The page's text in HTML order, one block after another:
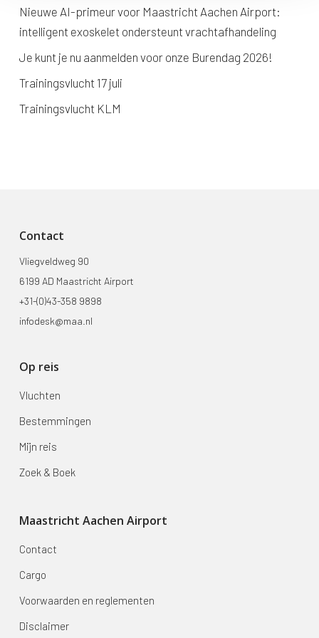
Nieuwe AI-primeur voor Maastricht Aachen Airport:
intelligent exoskelet ondersteunt vrachtafhandeling
Je kunt je nu aanmelden voor onze Burendag 2026!
Trainingsvlucht 17 juli
Trainingsvlucht KLM
Contact
Vliegveldweg 90
6199 AD Maastricht Airport
+31-(0)43-358 9898
infodesk@maa.nl
Op reis
Vluchten
Bestemmingen
Mijn reis
Zoek & Boek
Maastricht Aachen Airport
Contact
Cargo
Voorwaarden en reglementen
Disclaimer